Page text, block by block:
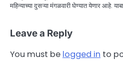
महिन्याच्या दुसऱ्या मंगळवारी घेण्यात येणार आहे.
Leave a Reply
You must be logged in to